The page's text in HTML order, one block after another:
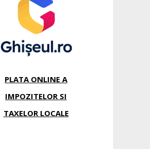
PLATA ONLINE A
IMPOZITELOR SI
TAXELOR LOCALE